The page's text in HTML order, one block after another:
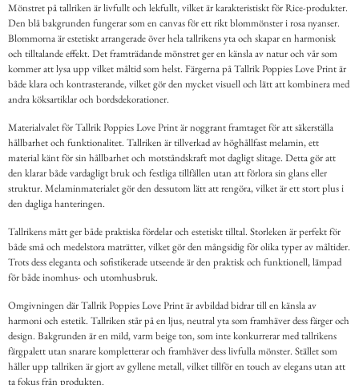
Mönstret på tallriken är livfullt och lekfullt, vilket är karakteristiskt för Rice-produkter.
Den blå bakgrunden fungerar som en canvas för ett rikt blommönster i rosa nyanser.
Blommorna är estetiskt arrangerade över hela tallrikens yta och skapar en harmonisk
och tilltalande effekt. Det framträdande mönstret ger en känsla av natur och vår som
kommer att lysa upp vilket måltid som helst. Färgerna på Tallrik Poppies Love Print är
både klara och kontrasterande, vilket gör den mycket visuell och lätt att kombinera med
andra köksartiklar och bordsdekorationer.
Materialvalet för Tallrik Poppies Love Print är noggrant framtaget för att säkerställa
hållbarhet och funktionalitet. Tallriken är tillverkad av höghållfast melamin, ett
material känt för sin hållbarhet och motståndskraft mot dagligt slitage. Detta gör att
den klarar både vardagligt bruk och festliga tillfällen utan att förlora sin glans eller
struktur. Melaminmaterialet gör den dessutom lätt att rengöra, vilket är ett stort plus i
den dagliga hanteringen.
Tallrikens mått ger både praktiska fördelar och estetiskt tilltal. Storleken är perfekt för
både små och medelstora maträtter, vilket gör den mångsidig för olika typer av måltider.
Trots dess eleganta och sofistikerade utseende är den praktisk och funktionell, lämpad
för både inomhus- och utomhusbruk.
Omgivningen där Tallrik Poppies Love Print är avbildad bidrar till en känsla av
harmoni och estetik. Tallriken står på en ljus, neutral yta som framhäver dess färger och
design. Bakgrunden är en mild, varm beige ton, som inte konkurrerar med tallrikens
färgpalett utan snarare kompletterar och framhäver dess livfulla mönster. Stället som
håller upp tallriken är gjort av gyllene metall, vilket tillför en touch av elegans utan att
ta fokus från produkten.